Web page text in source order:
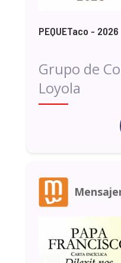
PEQUETaco - 2026
Grupo de
Loyola